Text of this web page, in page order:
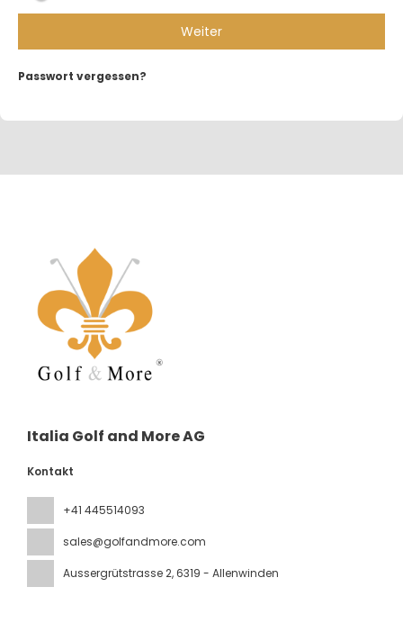
Weiter
Passwort vergessen?
Italia Golf and More AG
Kontakt
+41 445514093
sales@golfandmore.com
Aussergrütstrasse 2, 6319 - Allenwinden